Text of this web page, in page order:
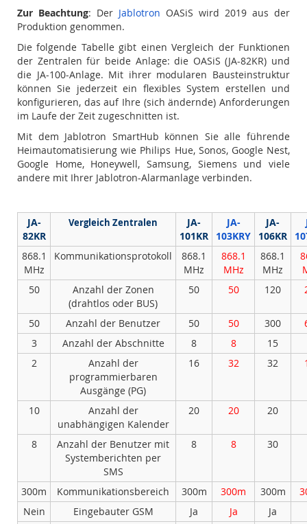
Zur Beachtung: Der Jablotron OASiS wird 2019 aus der
Produktion genommen.
Die folgende Tabelle gibt einen Vergleich der Funktionen
der Zentralen für beide Anlage: die OASiS (JA-82KR) und
die JA-100-Anlage. Mit ihrer modularen Bausteinstruktur
können Sie jederzeit ein flexibles System erstellen und
konfigurieren, das auf Ihre (sich ändernde) Anforderungen
im Laufe der Zeit zugeschnitten ist.
Mit dem Jablotron SmartHub können Sie alle führende
Heimautomatisierung wie Philips Hue, Sonos, Google Nest,
Google Home, Honeywell, Samsung, Siemens und viele
andere mit Ihrer Jablotron-Alarmanlage verbinden.
JA-
82KR
Vergleich Zentralen
JA-
101KR
JA-
103KRY
JA-
106KR
868.1
MHz
Kommunikationsprotokoll
868.1
MHz
868.1
MHz
868.1
MHz
50
Anzahl der Zonen
(drahtlos oder BUS)
50 50 120
50 Anzahl der Benutzer 50 50 300
3
Anzahl der Abschnitte 8 8 15
2
Anzahl der
programmierbaren
Ausgänge (PG)
16 32 32
10
Anzahl der
unabhängigen Kalender
20 20 20
8
Anzahl der Benutzer mit
Systemberichten per
SMS
8 8 30
300m Kommunikationsbereich 300m 300m 300m
Nein
Eingebauter GSM Ja Ja
Ja